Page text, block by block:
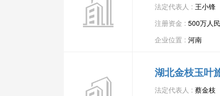
法定代表人 : 王小锋
注册资金 : 500万人
企业位置 : 河南
湖北金枝玉叶
法定代表人 : 蔡金枝